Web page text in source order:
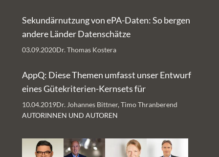
Sekundärnutzung von ePA-Daten: So bergen
andere Länder Datenschätze
Dr. Thomas Kostera
03.09.2020
AppQ: Diese Themen umfasst unser Entwurf
eines Gütekriterien-Kernsets für
Gesundheits-AppsDr. Johannes Bittner, Timo Thranberend
10.04.2019
AUTORINNEN UND AUTOREN